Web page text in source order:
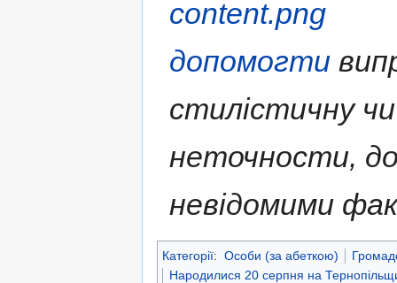
допомогти
стилістичну
неточности,
невідомими
Категорії: Особи (за абеткою)
Народилися 20 серпня на